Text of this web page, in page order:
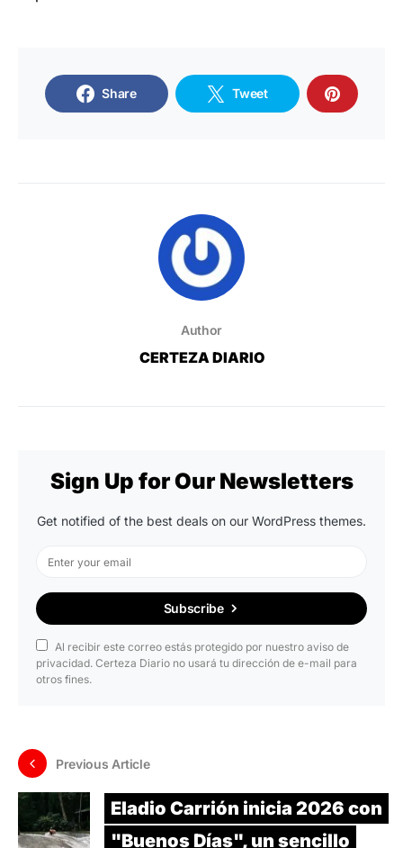
Share Tweet
Author
CERTEZA DIARIO
Sign Up for Our Newsletters
Get notified of the best deals on our WordPress themes.
Subscribe
Al recibir este correo estás protegido por nuestro aviso de
privacidad. Certeza Diario no usará tu dirección de e-mail para
otros fines.
Previous Article
Eladio Carrión inicia 2026 con
"Buenos Días", un sencillo